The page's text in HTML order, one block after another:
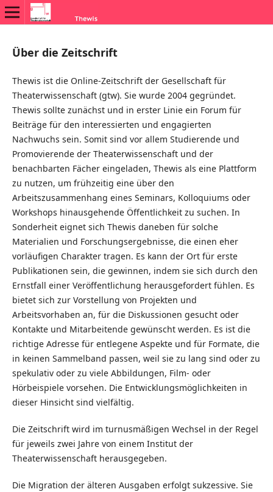
Über die Zeitschrift
Thewis ist die Online-Zeitschrift der Gesellschaft für
Theaterwissenschaft (gtw). Sie wurde 2004 gegründet.
Thewis sollte zunächst und in erster Linie ein Forum für
Beiträge für den interessierten und engagierten
Nachwuchs sein. Somit sind vor allem Studierende und
Promovierende der Theaterwissenschaft und der
benachbarten Fächer eingeladen, Thewis als eine Plattform
zu nutzen, um frühzeitig eine über den
Arbeitszusammenhang eines Seminars, Kolloquiums oder
Workshops hinausgehende Öffentlichkeit zu suchen. In
Sonderheit eignet sich Thewis daneben für solche
Materialien und Forschungsergebnisse, die einen eher
vorläufigen Charakter tragen. Es kann der Ort für erste
Publikationen sein, die gewinnen, indem sie sich durch den
Ernstfall einer Veröffentlichung herausgefordert fühlen. Es
bietet sich zur Vorstellung von Projekten und
Arbeitsvorhaben an, für die Diskussionen gesucht oder
Kontakte und Mitarbeitende gewünscht werden. Es ist die
richtige Adresse für entlegene Aspekte und für Formate, die
in keinen Sammelband passen, weil sie zu lang sind oder zu
spekulativ oder zu viele Abbildungen, Film- oder
Hörbeispiele vorsehen. Die Entwicklungsmöglichkeiten in
dieser Hinsicht sind vielfältig.
Die Zeitschrift wird im turnusmäßigen Wechsel in der Regel
für jeweils zwei Jahre von einem Institut der
Theaterwissenschaft herausgegeben.
Die Migration der älteren Ausgaben erfolgt sukzessive. Sie